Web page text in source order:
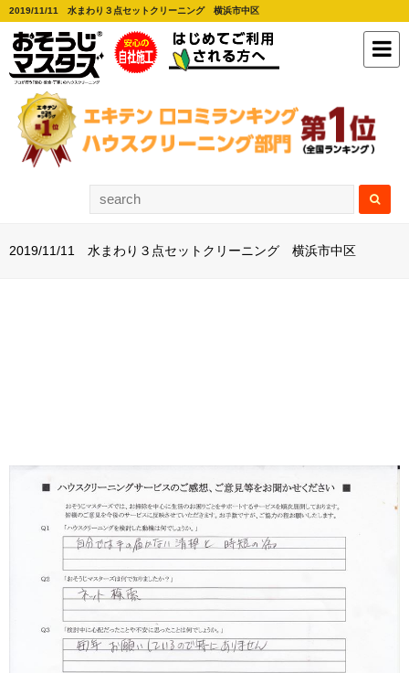
2019/11/11 水まわり３点セットクリーニング 横浜市中区
2019/11/11 水まわり３点セットクリーニング 横浜市中区